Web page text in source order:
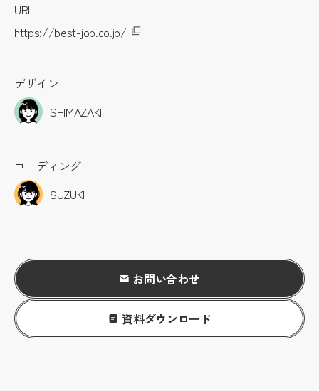
URL
https://best-job.co.jp/
デザイン
SHIMAZAKI
コーディング
SUZUKI
お問い合わせ
資料ダウンロード